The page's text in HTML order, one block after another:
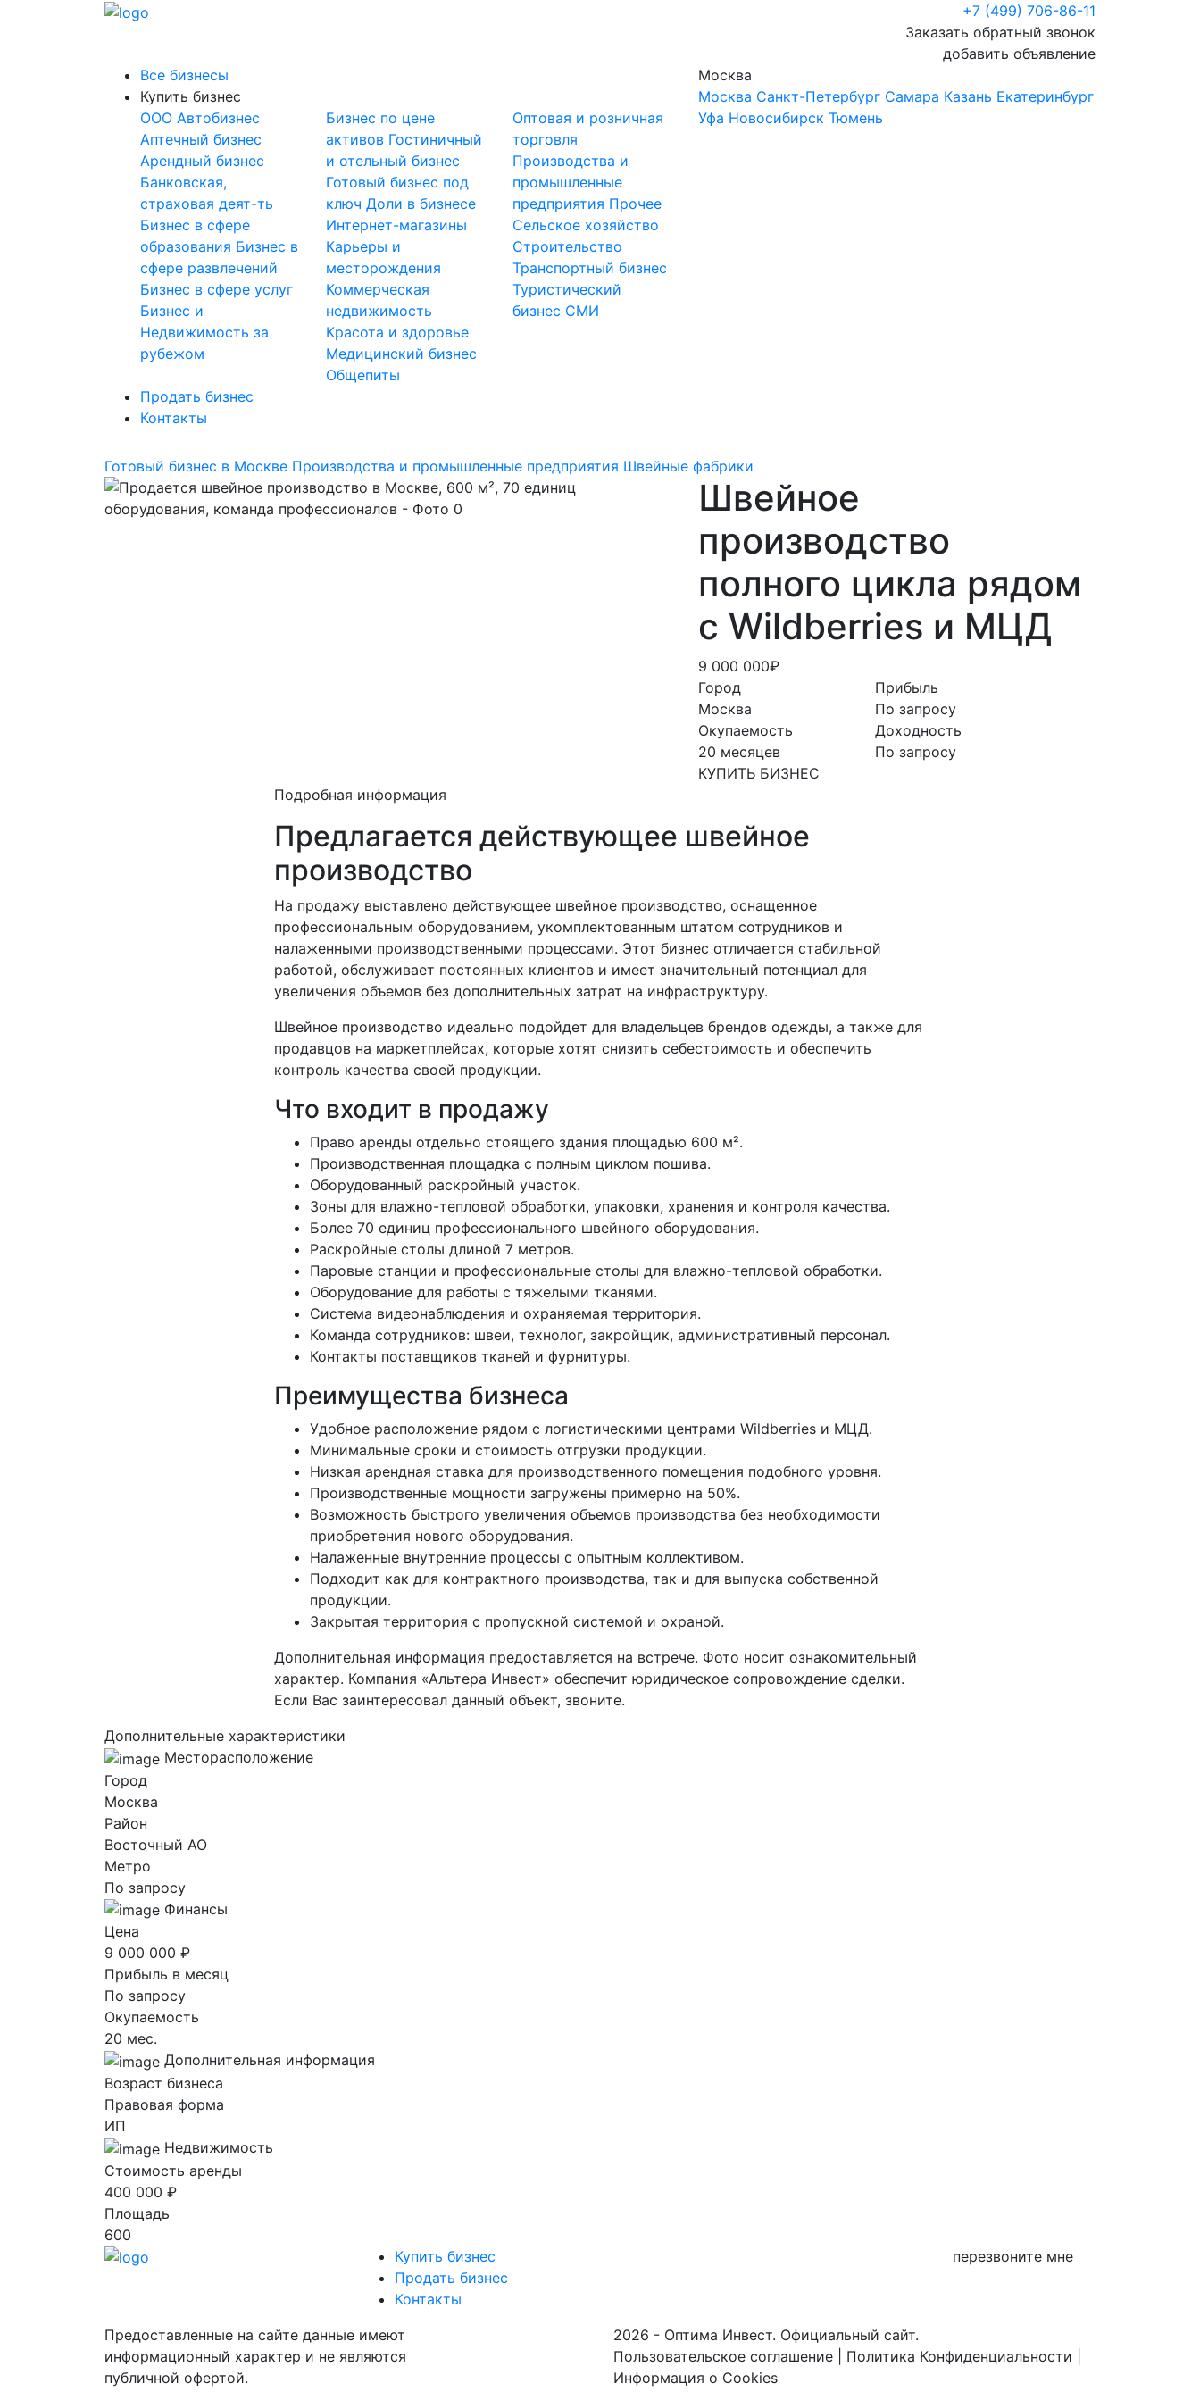
+7 (499) 706-86-11
Заказать обратный звонок
добавить объявление
Все бизнесы
Купить бизнес
OOO Автобизнес
Аптечный бизнес
Арендный бизнес
Банковская,
страховая деят-ть
Бизнес в сфере
образования Бизнес в
сфере развлечений
Бизнес в сфере услуг
Бизнес и
Недвижимость за
рубежом
Бизнес по цене
активов Гостиничный
и отельный бизнес
Готовый бизнес под
ключДоли в бизнесе
Интернет-магазины
Карьеры и
месторождения
Коммерческая
недвижимость
Красота и здоровье
Медицинский бизнес
Общепиты
Оптовая и розничная
торговля
Производства и
промышленные
предприятия Прочее
Сельское хозяйство
Строительство
Транспортный бизнес
Туристический
бизнес СМИ
Продать бизнес
Контакты
Москва
Москва Санкт-Петербург Самара Казань Екатеринбург
Уфа Новосибирск Тюмень
Готовый бизнес в Москве Производства и промышленные предприятия Швейные фабрики
Швейное
производство
полного цикла рядом
с Wildberries и МЦД
9 000 000₽
Город
Москва
Окупаемость
20 месяцев
КУПИТЬ БИЗНЕС
Прибыль
По запросу
Доходность
По запросу
Подробная информация
Предлагается действующее швейное
производство
На продажу выставлено действующее швейное производство, оснащенное
профессиональным оборудованием, укомплектованным штатом сотрудников и
налаженными производственными процессами. Этот бизнес отличается стабильной
работой, обслуживает постоянных клиентов и имеет значительный потенциал для
увеличения объемов без дополнительных затрат на инфраструктуру.
Швейное производство идеально подойдет для владельцев брендов одежды, а также для
продавцов на маркетплейсах, которые хотят снизить себестоимость и обеспечить
контроль качества своей продукции.
Что входит в продажу
Право аренды отдельно стоящего здания площадью 600 м².
Производственная площадка с полным циклом пошива.
Оборудованный раскройный участок.
Зоны для влажно-тепловой обработки, упаковки, хранения и контроля качества.
Более 70 единиц профессионального швейного оборудования.
Раскройные столы длиной 7 метров.
Паровые станции и профессиональные столы для влажно-тепловой обработки.
Оборудование для работы с тяжелыми тканями.
Система видеонаблюдения и охраняемая территория.
Команда сотрудников: швеи, технолог, закройщик, административный персонал.
Контакты поставщиков тканей и фурнитуры.
Преимущества бизнеса
Удобное расположение рядом с логистическими центрами Wildberries и МЦД.
Минимальные сроки и стоимость отгрузки продукции.
Низкая арендная ставка для производственного помещения подобного уровня.
Производственные мощности загружены примерно на 50%.
Возможность быстрого увеличения объемов производства без необходимости
приобретения нового оборудования.
Налаженные внутренние процессы с опытным коллективом.
Подходит как для контрактного производства, так и для выпуска собственной
продукции.
Закрытая территория с пропускной системой и охраной.
Дополнительная информация предоставляется на встрече. Фото носит ознакомительный
характер. Компания «Альтера Инвест» обеспечит юридическое сопровождение сделки.
Если Вас заинтересовал данный объект, звоните.
Дополнительные характеристики
Месторасположение
Город
Москва
Район
Восточный AO
Метро
По запросу
Финансы
Цена
9 000 000 ₽
Прибыль в месяц
По запросу
Окупаемость
20 мес.
Дополнительная информация
Возраст бизнеса
Правовая форма
ИП
Недвижимость
Стоимость аренды
400 000 ₽
Площадь
600
Купить бизнес
Продать бизнес
Контакты
перезвоните мне
Предоставленные на сайте данные имеют
информационный характер и не являются
публичной офертой.
2026 - Оптима Инвест. Официальный сайт.
Пользовательское соглашение
Политика Конфиденциальности
Информация о Cookies